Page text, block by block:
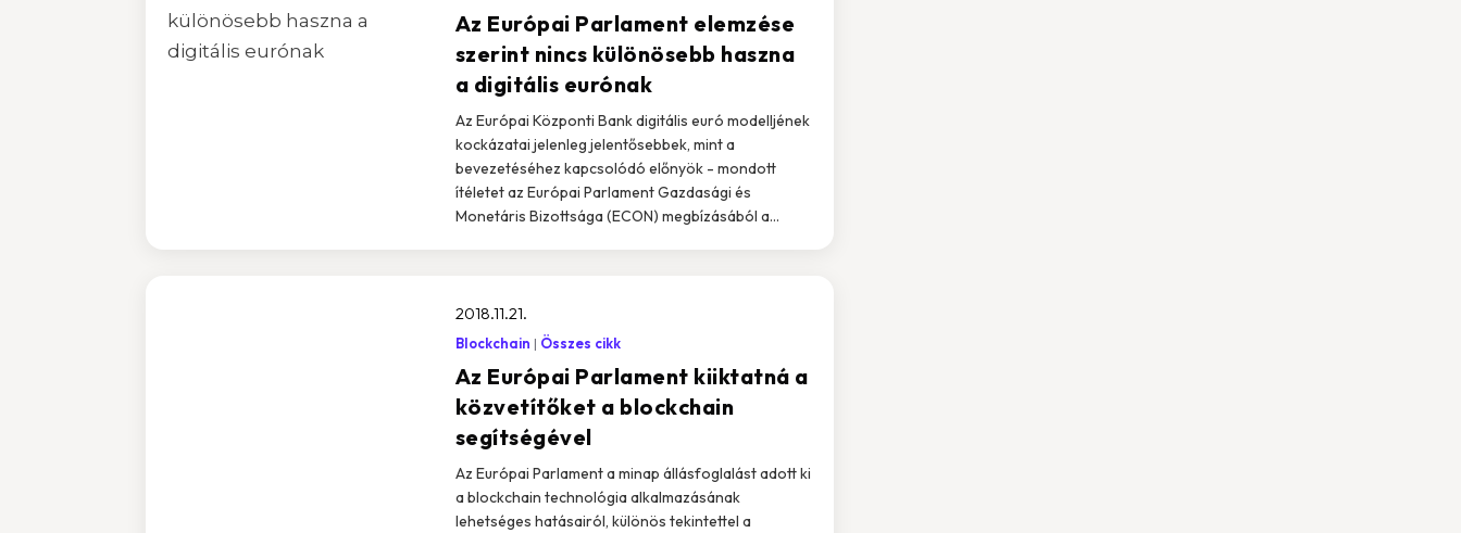
Az Európai Parlament elemzése
szerint nincs különösebb haszna
a digitális eurónak
Az Európai Központi Bank digitális euró modelljének
kockázatai jelenleg jelentősebbek, mint a
bevezetéséhez kapcsolódó előnyök - mondott
ítéletet az Európai Parlament Gazdasági és
Monetáris Bizottsága (ECON) megbízásából a...
Az Európai Parlament kiiktatná a
közvetítőket a blockchain
segítségével
2018.11.21.
Blockchain Összes cikk
Az Európai Parlament a minap állásfoglalást adott ki
a blockchain technológia alkalmazásának
lehetséges hatásairól, különös tekintettel a